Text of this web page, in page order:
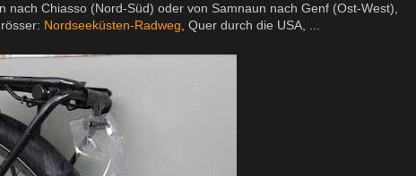
Chiasso (Nord-Süd) oder von Samnaun nach Genf (Ost-West),
Nordseeküsten-Radweg, Quer durch die USA, ...